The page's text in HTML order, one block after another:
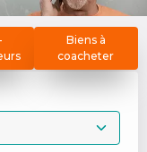
Biens à
coacheter